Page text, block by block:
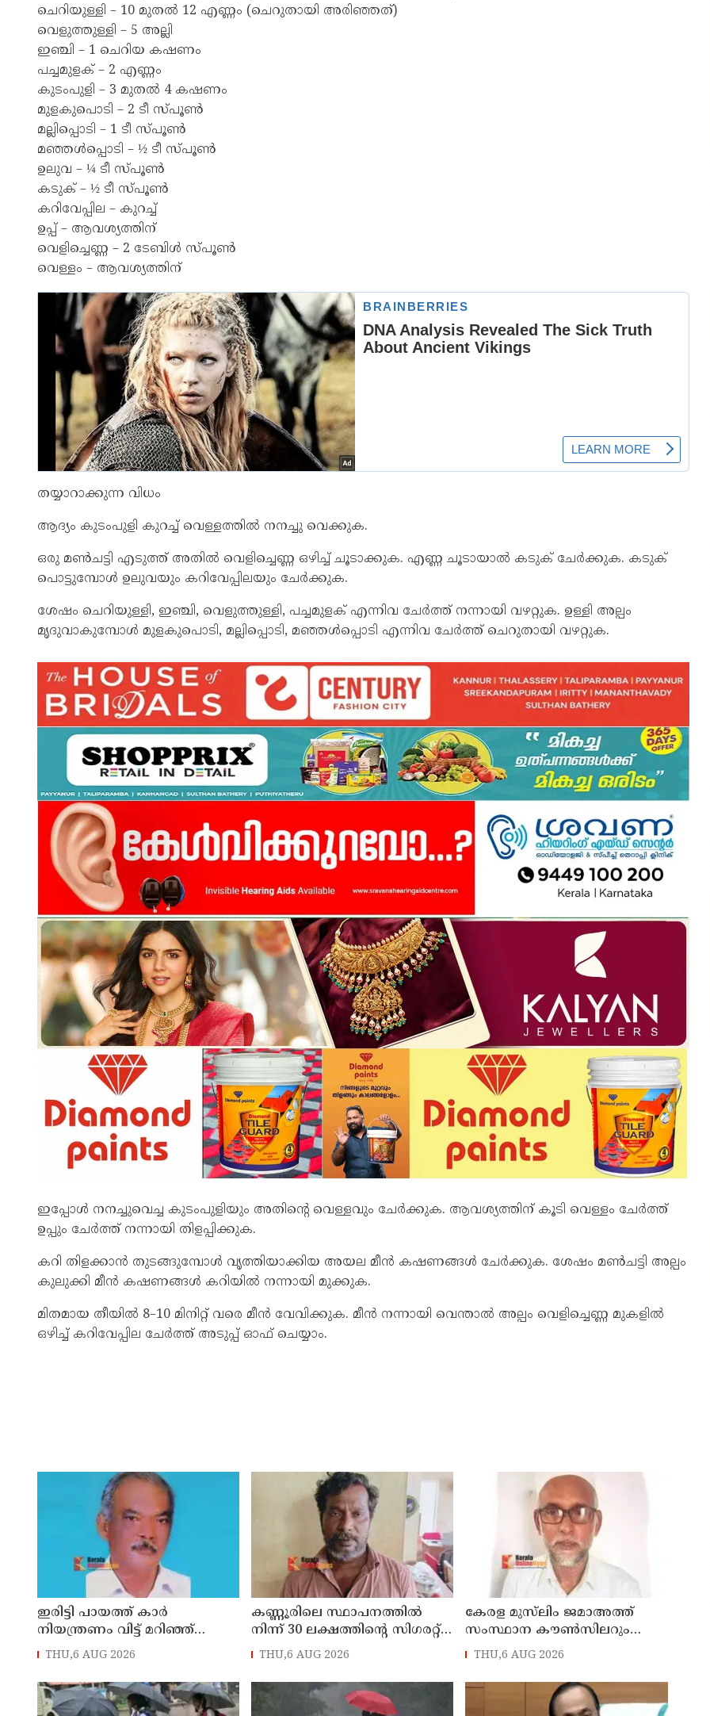
ചെറിയുള്ളി – 10 മുതൽ 12 എണ്ണം (ചെറുതായി അരിഞ്ഞത്)
വെളുത്തുള്ളി – 5 അല്ലി
ഇഞ്ചി – 1 ചെറിയ കഷണം
പച്ചമുളക് – 2 എണ്ണം
കുടംപുളി – 3 മുതൽ 4 കഷണം
മുളകുപൊടി – 2 ടീ സ്പൂൺ
മല്ലിപ്പൊടി – 1 ടീ സ്പൂൺ
മഞ്ഞൾപ്പൊടി – ½ ടീ സ്പൂൺ
ഉലുവ – ¼ ടീ സ്പൂൺ
കടുക് – ½ ടീ സ്പൂൺ
കറിവേപ്പില – കുറച്ച്
ഉപ്പ് – ആവശ്യത്തിന്
വെളിച്ചെണ്ണ – 2 ടേബിൾ സ്പൂൺ
വെള്ളം – ആവശ്യത്തിന്
തയ്യാറാക്കുന്ന വിധം
ആദ്യം കുടംപുളി കുറച്ച് വെള്ളത്തിൽ നനച്ചു വെക്കുക.
ഒരു മൺചട്ടി എടുത്ത് അതിൽ വെളിച്ചെണ്ണ ഒഴിച്ച് ചൂടാക്കുക. എണ്ണ ചൂടായാൽ കടുക് ചേർക്കുക. കടുക്
പൊട്ടുമ്പോൾ ഉലുവയും കറിവേപ്പിലയും ചേർക്കുക.
ശേഷം ചെറിയുള്ളി, ഇഞ്ചി, വെളുത്തുള്ളി, പച്ചമുളക് എന്നിവ ചേർത്ത് നന്നായി വഴറ്റുക. ഉള്ളി അല്പം
മൃദുവാകുമ്പോൾ മുളകുപൊടി, മല്ലിപ്പൊടി, മഞ്ഞൾപ്പൊടി എന്നിവ ചേർത്ത് ചെറുതായി വഴറ്റുക.
ഇപ്പോൾ നനച്ചുവെച്ച കുടംപുളിയും അതിന്റെ വെള്ളവും ചേർക്കുക. ആവശ്യത്തിന് കൂടി വെള്ളം ചേർത്ത്
ഉപ്പും ചേർത്ത് നന്നായി തിളപ്പിക്കുക.
കറി തിളക്കാൻ തുടങ്ങുമ്പോൾ വൃത്തിയാക്കിയ അയല മീൻ കഷണങ്ങൾ ചേർക്കുക. ശേഷം മൺചട്ടി അല്പം
കുലുക്കി മീൻ കഷണങ്ങൾ കറിയിൽ നന്നായി മുക്കുക.
മിതമായ തീയിൽ 8–10 മിനിറ്റ് വരെ മീൻ വേവിക്കുക. മീൻ നന്നായി വെന്താൽ അല്പം വെളിച്ചെണ്ണ മുകളിൽ
ഒഴിച്ച് കറിവേപ്പില ചേർത്ത് അടുപ്പ് ഓഫ് ചെയ്യാം.
ഇരിട്ടി പായത്ത് കാർ
നിയന്ത്രണം വിട്ട് മറിഞ്ഞ്
തളിപ്പറമ്പിലെ ആദ്യ കാല
THU,6 AUG 2026
കണ്ണൂരിലെ സ്ഥാപനത്തിൽ
നിന്ന് 30 ലക്ഷത്തിന്റെ സിഗരറ്റ്
മോഷണം: തമിഴ്‌നാട്
തെങ്കാശിയിൽ പിടിയിൽ
THU,6 AUG 2026
കേരള മുസ്‌ലിം ജമാഅത്ത്
സംസ്ഥാന കൗൺസിലറും
തളിപ്പറമ്പിലെ മുതിർന്ന മാധ്യമ
അലി മൊഗ്രാൽ നിര്യാതനായി
THU,6 AUG 2026